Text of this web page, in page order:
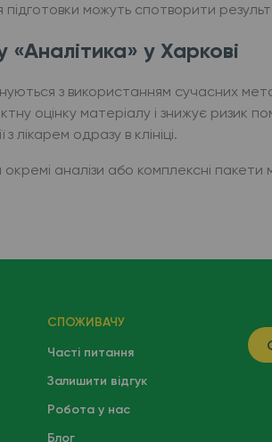
можуть спотворити
у Харкові
з використанням сучасних
оцінку матеріалу і знижує ризик
лікарем одразу в клініці.
окремі аналізи або комплексні
СПОЖИВАЧУ
Часті питання
Залишити відгук
Робота у нас
Блог